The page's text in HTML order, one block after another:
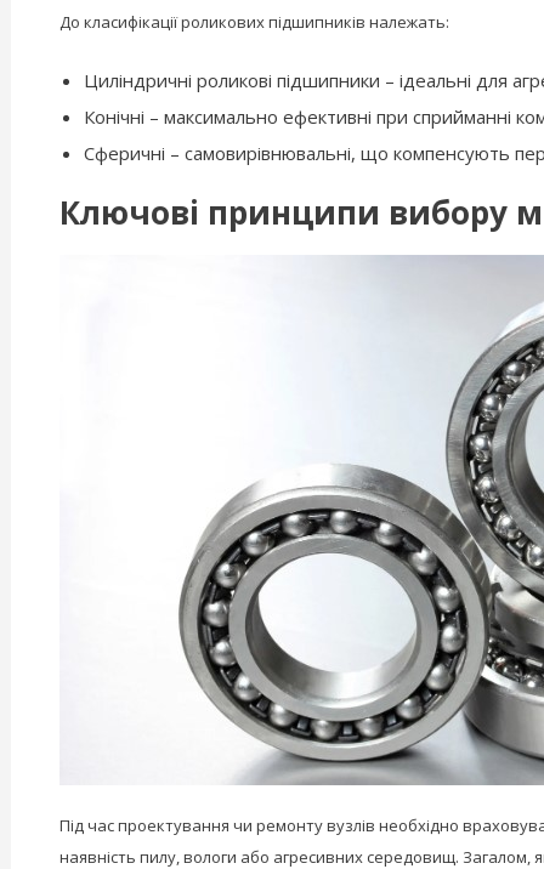
До класифікації роликових підшипників належать:
Циліндричні роликові підшипники – ідеальні для
Конічні – максимально ефективні при сприйманні
Сферичні – самовирівнювальні, що компенсують
Ключові принципи вибору
Під час проектування чи ремонту вузлів необхідно
наявність пилу, вологи або агресивних середовищ.